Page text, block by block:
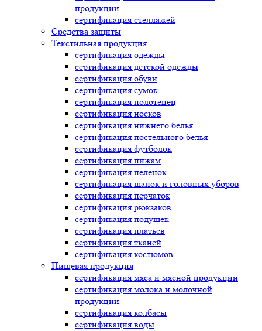
продукции
сертификация стеллажей
Средства защиты
Текстильная продукция
сертификация одежды
сертификация детской одежды
сертификация обуви
сертификация сумок
сертификация полотенец
сертификация носков
сертификация нижнего белья
сертификация постельного белья
сертификация футболок
сертификация пижам
сертификация пеленок
сертификация шапок и головных уборов
сертификация перчаток
сертификация рюкзаков
сертификация подушек
сертификация платьев
сертификация тканей
сертификация костюмов
Пищевая продукция
сертификация мяса и мясной продукции
сертификация молока и молочной
продукции
сертификация колбасы
сертификация воды